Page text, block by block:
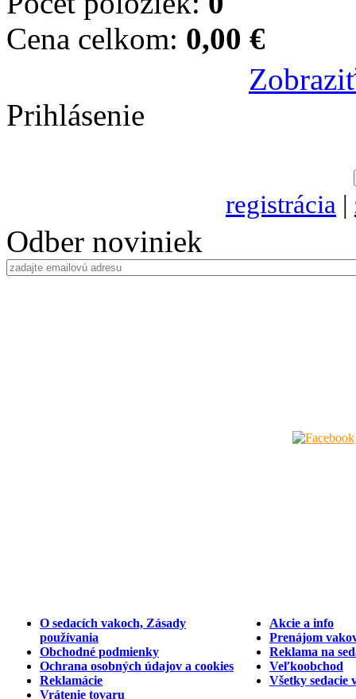
Cena celkom: 0,00 €
Prihlásenie
registrácia |
Odber noviniek
O sedacích vakoch, Zásady
používania
Obchodné podmienky
Ochrana osobných údajov a cookies
Reklamácie
Vrátenie tovaru
Akcie a info
Prenájom
Reklama na
Veľkoobchod
Všetky sedacie